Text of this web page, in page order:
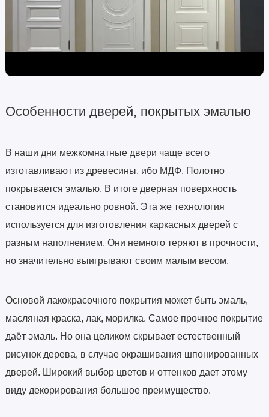
Особенности дверей, покрытых эмалью
В наши дни межкомнатные двери чаще всего
изготавливают из древесины, ибо МДФ. Полотно
покрывается эмалью. В итоге дверная поверхность
становится идеально ровной. Эта же технология
используется для изготовления каркасных дверей с
разным наполнением. Они немного теряют в прочности,
но значительно выигрывают своим малым весом.
Основой лакокрасочного покрытия может быть эмаль,
масляная краска, лак, морилка. Самое прочное покрытие
даёт эмаль. Но она целиком скрывает естественный
рисунок дерева, в случае окрашивания шпонированных
дверей. Широкий выбор цветов и оттенков дает этому
виду декорирования большое преимущество.